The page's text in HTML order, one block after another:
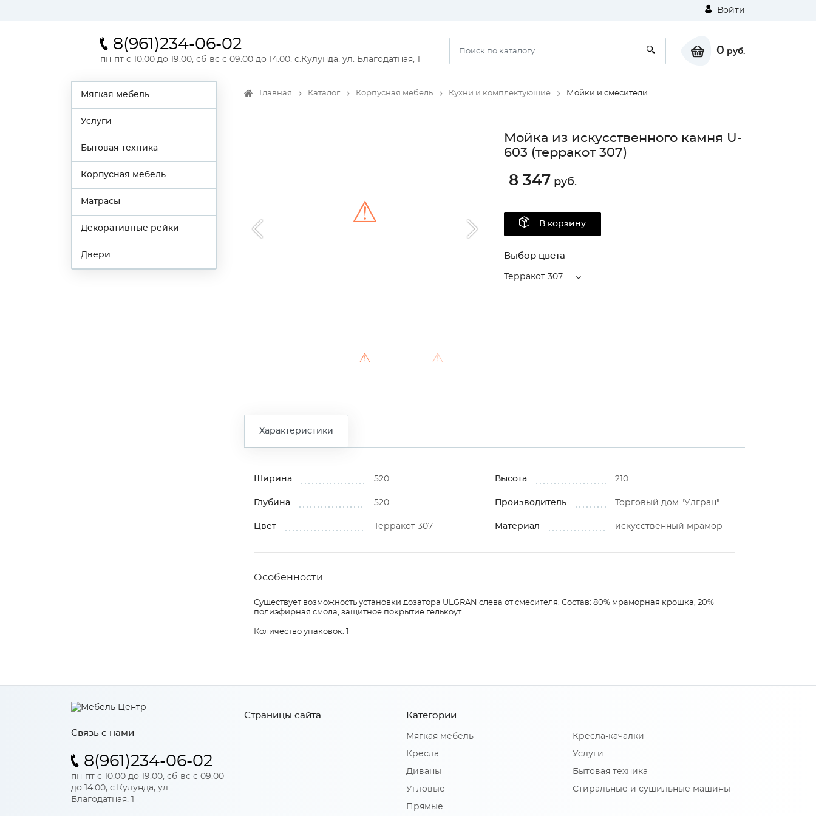
Войти
8(961)234-06-02
пн-пт с 10.00 до 19.00, сб-вс с 09.00 до 14.00, с.Кулунда, ул. Благодатная, 1
0 руб.
Мягкая мебель
Услуги
Бытовая техника
Корпусная мебель
Матрасы
Декоративные рейки
Двери
Главная Каталог Корпусная мебель Кухни и комплектующие Мойки и смесители
⚠ ⚠
⚠ ⚠
Мойка из искусственного камня U-
603 (терракот 307)
8 347 руб.
В корзину
Выбор цвета
Терракот 307
Характеристики
Ширина 520 Высота 210
Глубина 520 Производитель Торговый дом "Улгран"
Цвет Терракот 307 Материал искусственный мрамор
Особенности
Существует возможность установки дозатора ULGRAN слева от смесителя. Состав: 80% мраморная крошка, 20%
полиэфирная смола, защитное покрытие гелькоут
Количество упаковок: 1
Связь с нами
8(961)234-06-02
пн-пт с 10.00 до 19.00, сб-вс с 09.00
до 14.00, с.Кулунда, ул.
Благодатная, 1
Страницы сайта Категории
Мягкая мебель
Кресла
Диваны
Угловые
Прямые
Кресла-качалки
Услуги
Бытовая техника
Стиральные и сушильные машины